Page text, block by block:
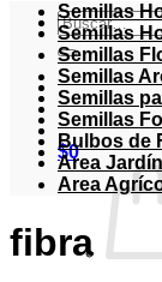
Buscar
por:
$0
Semillas
Semillas
Semillas
Semillas
Semillas
Semillas
Bulbos de
Area
Area
fibra